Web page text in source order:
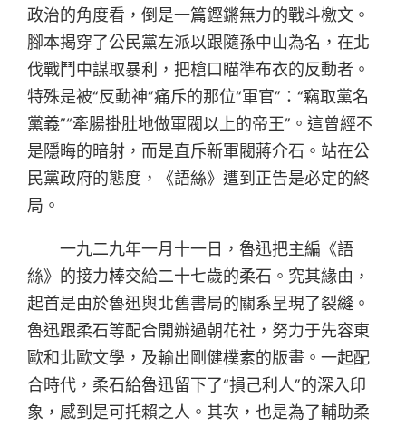
政治的角度看，倒是一篇鏗鏘無力的戰斗檄文。
腳本揭穿了公民黨左派以跟隨孫中山為名，在北
伐戰鬥中謀取暴利，把槍口瞄準布衣的反動者。
特殊是被“反動神”痛斥的那位“軍官”：“竊取黨名
黨義”“牽腸掛肚地做軍閥以上的帝王”。這曾經不
是隱晦的暗射，而是直斥新軍閥蔣介石。站在公
民黨政府的態度，《語絲》遭到正告是必定的終
局。
一九二九年一月十一日，魯迅把主編《語
絲》的接力棒交給二十七歲的柔石。究其緣由，
起首是由於魯迅與北舊書局的關系呈現了裂縫。
魯迅跟柔石等配合開辦過朝花社，努力于先容東
歐和北歐文學，及輸出剛健樸素的版畫。一起配
合時代，柔石給魯迅留下了“損己利人”的深入印
象，感到是可托賴之人。其次，也是為了輔助柔